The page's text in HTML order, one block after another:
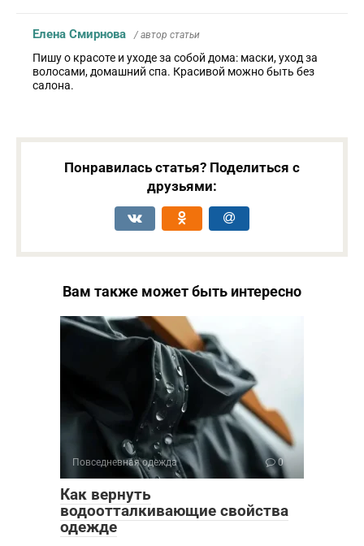
Елена Смирнова / автор статьи
Пишу о красоте и уходе за собой дома: маски, уход за
волосами, домашний спа. Красивой можно быть без
салона.
Понравилась статья? Поделиться с
друзьями:
Вам также может быть интересно
Повседневная одежда 0
Как вернуть
водоотталкивающие свойства
одежде